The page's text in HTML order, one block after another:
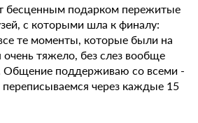
бесценным подарком пережитые
с которыми шла к финалу:
те моменты, которые были на
тяжело, без слез вообще
Общение поддерживаю со всеми -
через каждые 15